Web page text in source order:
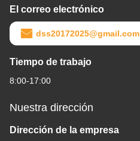
El correo electrónico
dss20172025@gmail.com
Tiempo de trabajo
8:00-17:00
Nuestra dirección
Dirección de la empresa